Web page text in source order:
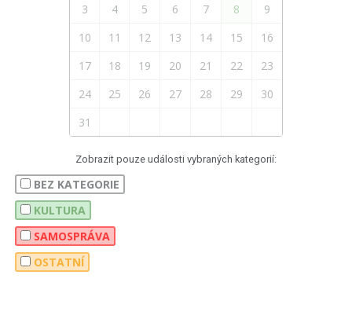
3
4 5 6 7 8
9
10
11 12 13 14 15
16
17
18 19 20 21 22
23
24
25 26 27 28 29
30
31
Zobrazit pouze události vybraných kategorií:
BEZ KATEGORIE
KULTURA
SAMOSPRÁVA
OSTATNÍ